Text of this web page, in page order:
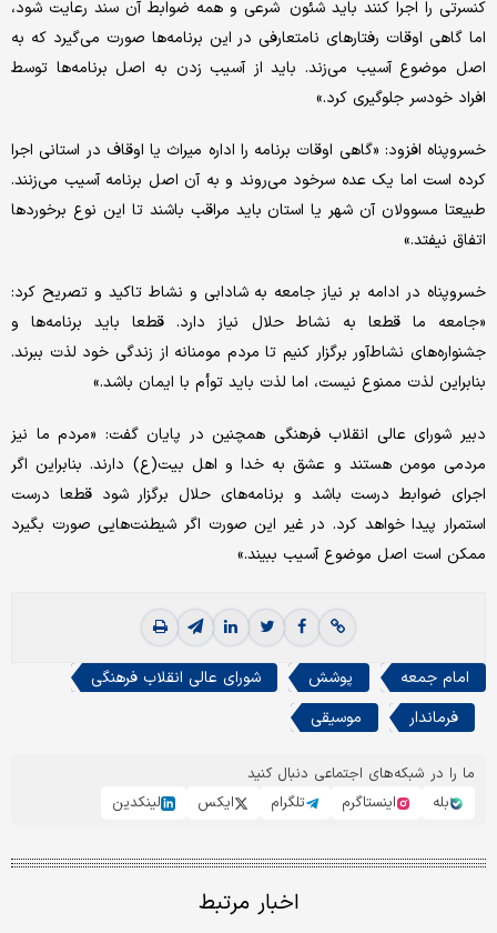
کنسرتی را اجرا کنند باید شئون شرعی و همه ضوابط آن سند رعایت شود،
اما گاهی اوقات رفتارهای نامتعارفی در این برنامه‌ها صورت می‌گیرد که به
اصل موضوع آسیب می‌زند. باید از آسیب زدن به اصل برنامه‌ها توسط
افراد خودسر جلوگیری کرد.»
خسروپناه افزود: «گاهی اوقات برنامه را اداره میراث یا اوقاف در استانی اجرا
کرده است اما یک عده سرخود می‌روند و به آن اصل برنامه آسیب می‌زنند.
طبیعتا مسوولان آن شهر یا استان باید مراقب باشند تا این نوع برخوردها
اتفاق نیفتد.»
خسروپناه در ادامه بر نیاز جامعه به شادابی و نشاط تاکید و تصریح کرد:
«جامعه ما قطعا به نشاط حلال نیاز دارد. قطعا باید برنامه‌ها و
جشنواره‌های نشاط‌آور برگزار کنیم تا مردم مومنانه از زندگی خود لذت ببرند.
بنابراین لذت ممنوع نیست، اما لذت باید توأم با ایمان باشد.»
دبیر شورای عالی انقلاب فرهنگی همچنین در پایان گفت: «مردم ما نیز
مردمی مومن هستند و عشق به خدا و اهل بیت(ع) دارند. بنابراین اگر
اجرای ضوابط درست باشد و برنامه‌های حلال برگزار شود قطعا درست
استمرار پیدا خواهد کرد. در غیر این صورت اگر شیطنت‌هایی صورت بگیرد
ممکن است اصل موضوع آسیب ببیند.»
امام جمعه پوشش
شورای عالی انقلاب فرهنگی
فرماندار
موسیقی
ما را در شبکه‌های اجتماعی دنبال کنید
بله
اینستاگرم تلگرام ایکس لینکدین
اخبار مرتبط